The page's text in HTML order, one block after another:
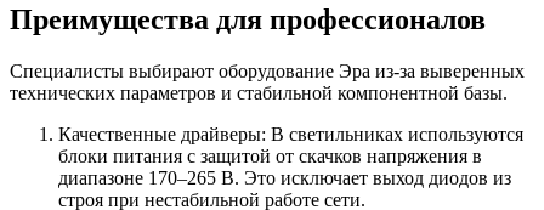
Преимущества для профессионалов
Специалисты выбирают оборудование Эра из-за выверенных
технических параметров и стабильной компонентной базы.
Качественные драйверы: В светильниках используются
блоки питания с защитой от скачков напряжения в
диапазоне 170–265 В. Это исключает выход диодов из
строя при нестабильной работе сети.